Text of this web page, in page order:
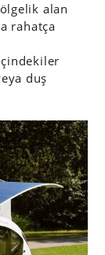
alan
rahatça
duş